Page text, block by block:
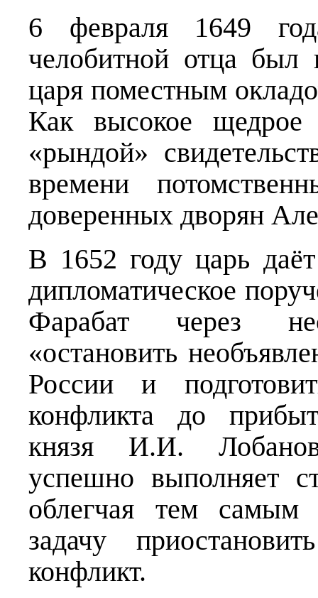
6 февраля 1649
челобитной отца был
царя поместным
Как высокое
«рындой»
времени
доверенных дворян
В 1652 году царь
дипломатическое
Фарабат через
«остановить
России и
конфликта до
князя И.И.
успешно выполняет
облегчая тем самым
задачу
конфликт.